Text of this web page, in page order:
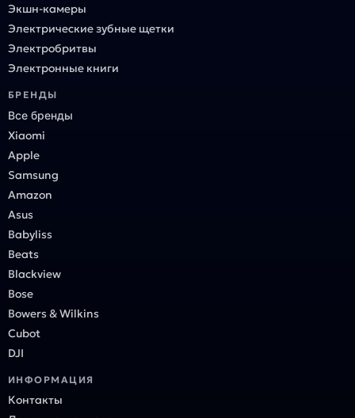
Экшн-камеры
Электрические зубные щетки
Электробритвы
Электронные книги
БРЕНДЫ
Все бренды
Xiaomi
Apple
Samsung
Amazon
Asus
Babyliss
Beats
Blackview
Bose
Bowers & Wilkins
Cubot
DJI
ИНФОРМАЦИЯ
Контакты